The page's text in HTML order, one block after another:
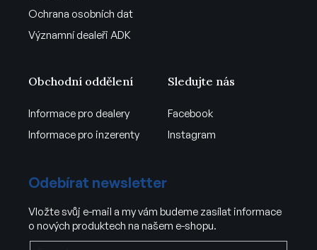
Ochrana osobních dat
Významní dealeři ADK
Obchodní oddělení
Informace pro dealery
Informace pro inzerenty
Sledujte nás
Facebook
Instagram
Odebírat newsletter
Vložte svůj e-mail a my vám budeme zasílat informace
o nových produktech na našem e-shopu.